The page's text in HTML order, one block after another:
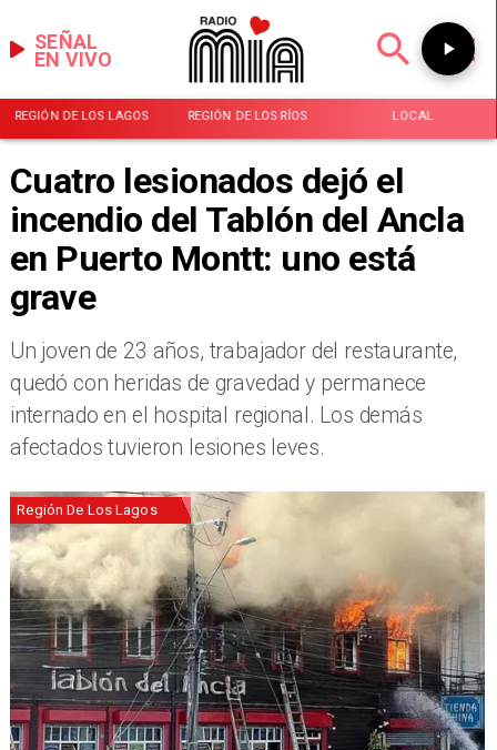
EN VIVO
SEÑAL
REGIÓN DE LOS LAGOS REGIÓN DE LOS RÍOS LOCAL
Cuatro lesionados dejó el
incendio del Tablón del Ancla
en Puerto Montt: uno está
grave
Un joven de 23 años, trabajador del restaurante,
quedó con heridas de gravedad y permanece
internado en el hospital regional. Los demás
afectados tuvieron lesiones leves.
Región De Los Lagos